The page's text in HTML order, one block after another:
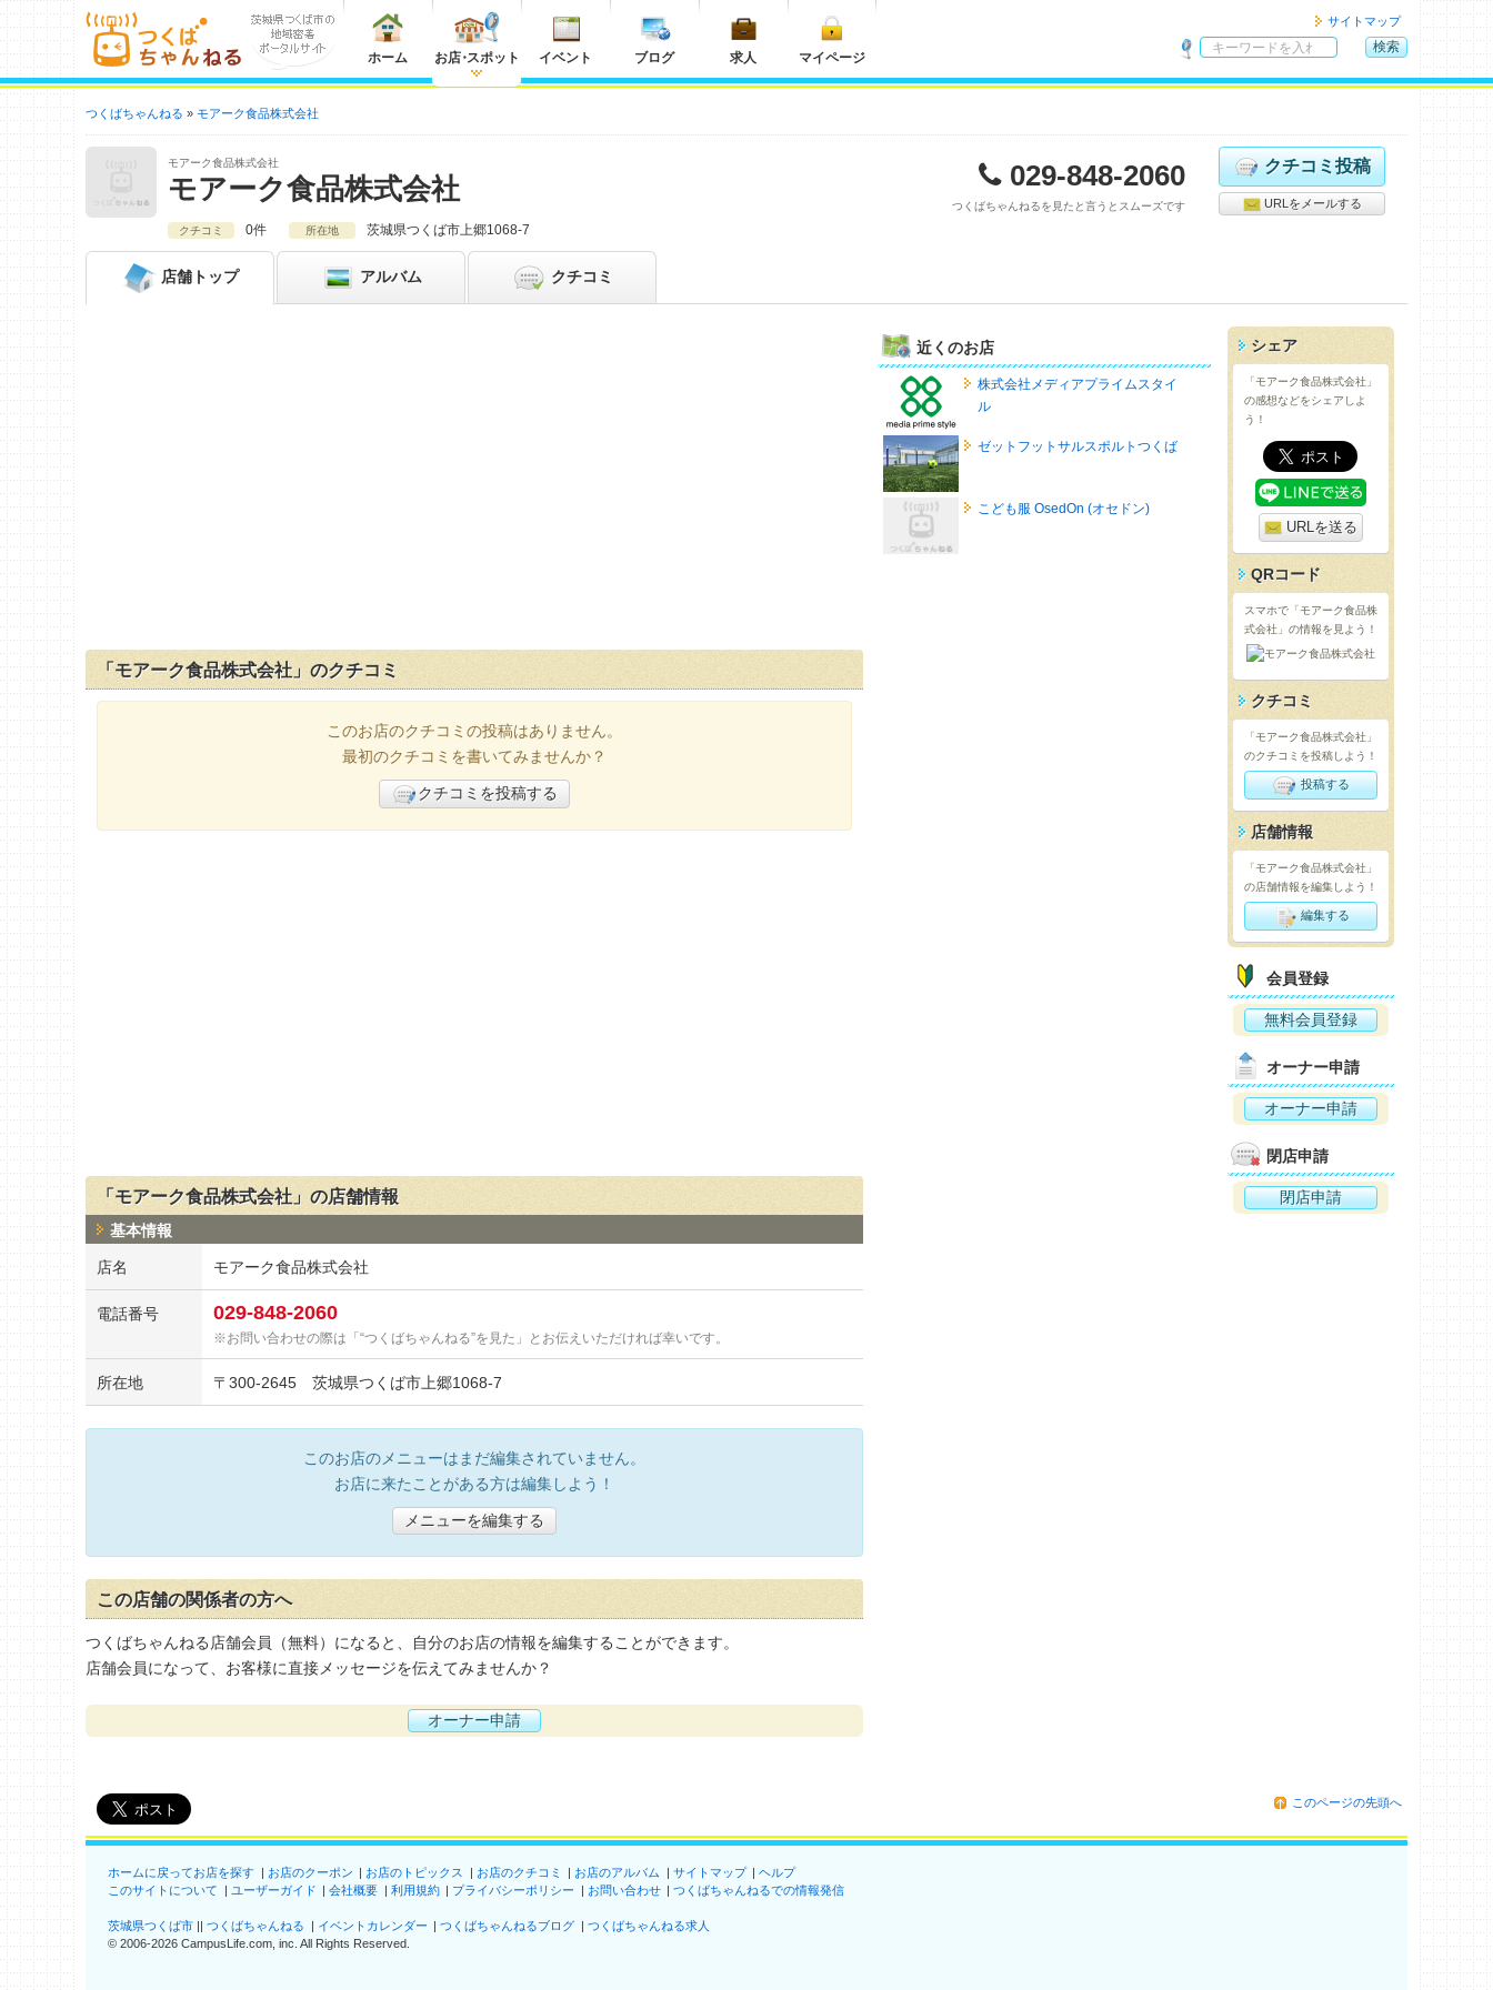
ホーム お店・スポット イベント ブログ 求人 マイページ
サイトマップ
内
索
検索
つくばちゃんねる モアーク食品株式会社
モアーク食品株式会社
モアーク食品株式会社 029-848-2060
つくばちゃんねるを見たと言うとスムーズです
クチコミ投稿
URLをメールする
クチコミ 0件 所在地 茨城県つくば市上郷1068-7
店舗 トップ アルバム クチコミ
「モアーク食品株式会社」のクチコミ
このお店のクチコミの投稿はありません。
最初のクチコミを書いてみませんか？
クチコミを投稿する
「モアーク食品株式会社」の店舗情報
基本情報
店名 モアーク食品株式会社
電話番号 029-848-2060
お問い合わせの際は「“つくばちゃんねる”を見た」とお伝えいただければ幸いです。
所在地 〒 300-2645 茨城県つくば市上郷1068-7
このお店のメニューはまだ編集されていません。
お店に来たことがある方は編集しよう！
メニューを編集する
この店舗の関係者の方へ
つくばちゃんねる店舗会員（無料）になると、自分のお店の情報を編集することができます。
店舗会員になって、お客様に直接メッセージを伝えてみませんか？
オーナー申請
近くのお店
株式会社メディアプライムスタイ
ル
ゼットフットサルスポルトつくば
こども服 OsedOn (オセドン)
シェア
「モアーク食品株式会社」
の感想などをシェアしよ
う！
URLを送る
QRコード
スマホで「モアーク食品株
式会社」の情報を見よう！
クチコミ
「モアーク食品株式会社」
のクチコミを投稿しよう！
投稿する
店舗情報
「モアーク食品株式会社」
の店舗情報を編集しよう！
編集する
会員登録
無料会員登録
オーナー申請
オーナー申請
閉店申請
閉店申請
このページの先頭へ
ホームに戻ってお店を探す お店のクーポン お店のトピックス お店のクチコミ お店のアルバム サイトマップ
ヘルプ
このサイトについて
ユーザーガイド 会社概要 利用規約 プライバシーポリシー お問い合わせ つくばちゃんねるでの情報発信
茨城県つくば市 つくばちゃんねる イベントカレンダー つくばちゃんねるブログ
つくばちゃんねる求人
© 2006-2026 CampusLife.com, inc. All Rights Reserved